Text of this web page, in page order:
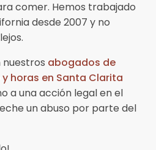
comer. Hemos trabajado
desde 2007 y no
abogados de
horas en Santa Clarita
a una acción legal en el
un abuso por parte del